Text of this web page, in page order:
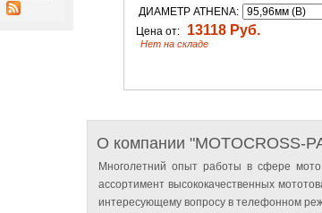
ДИАМЕТР ATHENA:
Цена от:
13118 Руб.
Нет на складе
О компании "MOTOCROSS-
Многолетний опыт работы в сфере
ассортимент высококачественных
интересующему вопросу в телефонном